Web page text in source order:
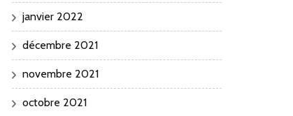
janvier 2022
décembre 2021
novembre 2021
octobre 2021